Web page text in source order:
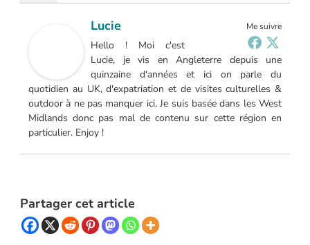
Me suivre
Lucie
Hello ! Moi c'est
Lucie, je vis en Angleterre depuis une
quinzaine d'années et ici on parle du
quotidien au UK, d'expatriation et de visites culturelles &
outdoor à ne pas manquer ici. Je suis basée dans les West
Midlands donc pas mal de contenu sur cette région en
particulier. Enjoy !
Partager cet article